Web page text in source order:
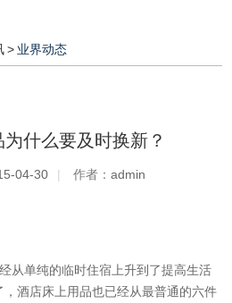
> 业界动态
什么要及时换新？
04-30 | 作者： admin
从单纯的临时住宿上升到了提高生活
酒店床上用品也已经从最普通的六件